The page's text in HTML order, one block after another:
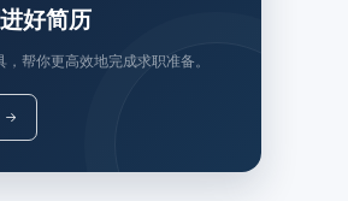
好简历
帮你更高效地完成求职准备。